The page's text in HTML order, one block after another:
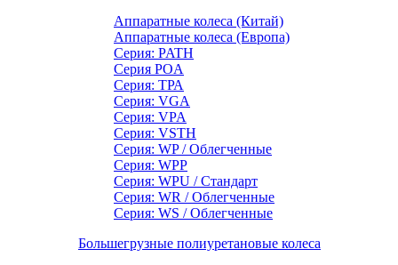
Аппаратные колеса (Китай)
Аппаратные колеса (Европа)
Серия: PATH
Серия POA
Серия: ТРА
Серия: VGA
Серия: VPA
Серия: VSTH
Серия: WP / Облегченные
Серия: WPP
Серия: WPU / Стандарт
Серия: WR / Облегченные
Серия: WS / Облегченные
Большегрузные полиуретановые колеса